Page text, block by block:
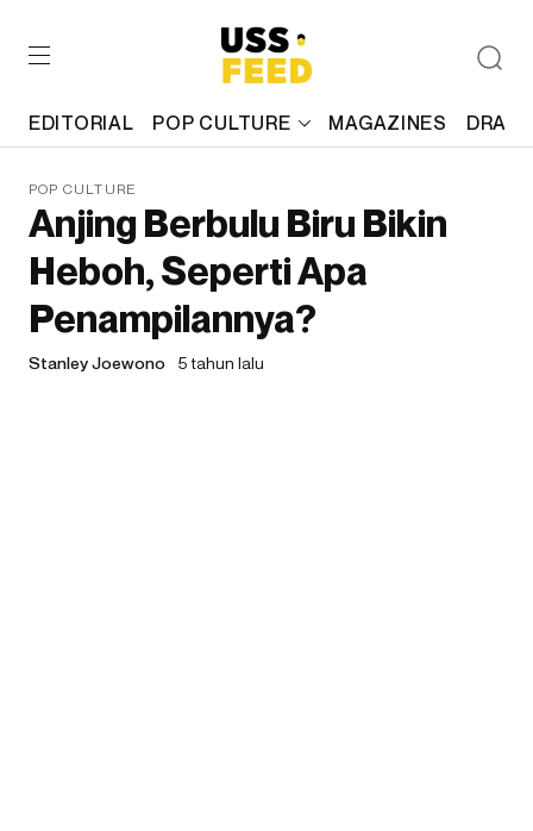
EDITORIAL POP CULTURE MAGAZINES
POP CULTURE
Anjing Berbulu Biru Bikin
Heboh, Seperti Apa
Penampilannya?
Stanley Joewono 5 tahun lalu